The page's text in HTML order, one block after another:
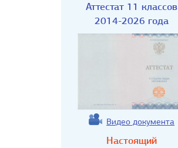
Аттестат 11 классов
2014-2026 года
Видео документа
Настоящий